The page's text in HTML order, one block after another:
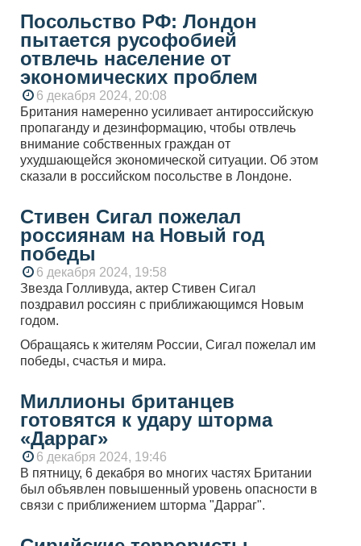
Посольство РФ: Лондон
пытается русофобией
отвлечь население от
экономических проблем
6 декабря 2024, 20:08
Британия намеренно усиливает антироссийскую
пропаганду и дезинформацию, чтобы отвлечь
внимание собственных граждан от
ухудшающейся экономической ситуации. Об этом
сказали в российском посольстве в Лондоне.
Стивен Сигал пожелал
россиянам на Новый год
победы
6 декабря 2024, 19:58
Звезда Голливуда, актер Стивен Сигал
поздравил россиян с приближающимся Новым
годом.
Обращаясь к жителям России, Сигал пожелал им
победы, счастья и мира.
Миллионы британцев
готовятся к удару шторма
«Дарраг»
6 декабря 2024, 19:46
В пятницу, 6 декабря во многих частях Британии
был объявлен повышенный уровень опасности в
связи с приближением шторма "Дарраг".